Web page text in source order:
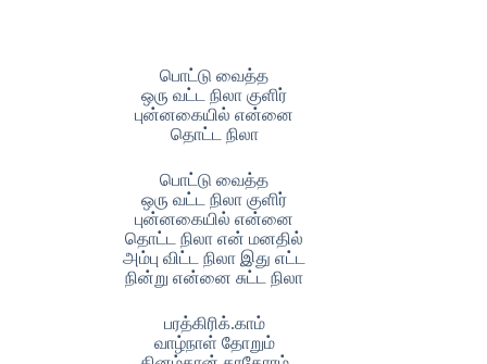
பொட்டு வைத்த
ஒரு வட்ட நிலா குளிர்
புன்னகையில் என்னை
தொட்ட நிலா
பொட்டு வைத்த
ஒரு வட்ட நிலா குளிர்
புன்னகையில் என்னை
தொட்ட நிலா என் மனதில்
அம்பு விட்ட நிலா இது எட்ட
நின்று என்னை சுட்ட நிலா
பரத்கிரிக்.காம்
வாழ்நாள் தோறும்